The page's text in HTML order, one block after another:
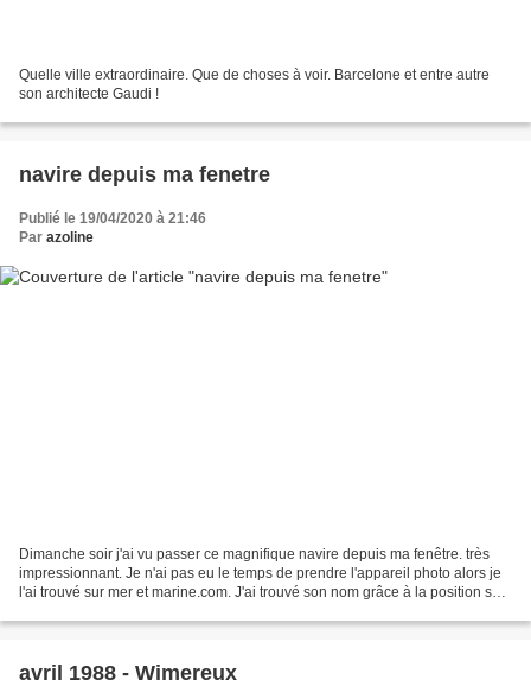
Quelle ville extraordinaire. Que de choses à voir. Barcelone et entre autre
son architecte Gaudi !
navire depuis ma fenetre
Publié le 19/04/2020 à 21:46
Par azoline
Dimanche soir j'ai vu passer ce magnifique navire depuis ma fenêtre. très
impressionnant. Je n'ai pas eu le temps de prendre l'appareil photo alors je
l'ai trouvé sur mer et marine.com. J'ai trouvé son nom grâce à la position sur
avril 1988 - Wimereux